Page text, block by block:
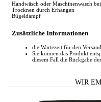
Handwäsch oder Maschinenwäsch
Trocknen durch Erhängen
Bügeldampf
Zusätzliche Informationen
die Wartezeit für den
Sie können das Produkt
diesem Fall die Rückgabe
WIR